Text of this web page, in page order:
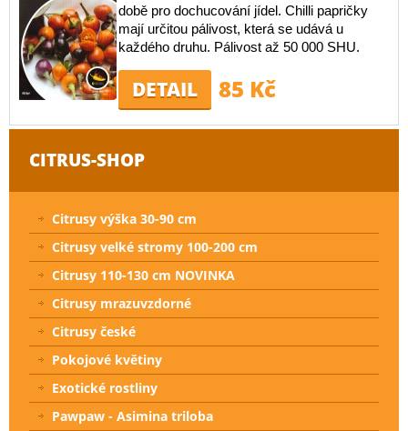
době pro dochucování jídel. Chilli papričky
mají určitou pálivost, která se udává u
každého druhu. Pálivost až 50 000 SHU.
DETAIL 85 Kč
CITRUS-SHOP
Citrusy výška 30-90 cm
Citrusy velké stromy 100-200 cm
Citrusy 110-130 cm NOVINKA
Citrusy mrazuvzdorné
Citrusy české
Pokojové květiny
Exotické rostliny
Pawpaw - Asimina triloba